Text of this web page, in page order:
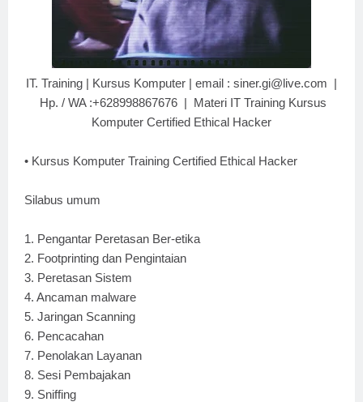
IT. Training | Kursus Komputer | email : siner.gi@live.com |
Hp. / WA :+628998867676 | Materi IT Training Kursus
Komputer Certified Ethical Hacker
• Kursus Komputer Training Certified Ethical Hacker
Silabus umum
1. Pengantar Peretasan Ber-etika
2. Footprinting dan Pengintaian
3. Peretasan Sistem
4. Ancaman malware
5. Jaringan Scanning
6. Pencacahan
7. Penolakan Layanan
8. Sesi Pembajakan
9. Sniffing